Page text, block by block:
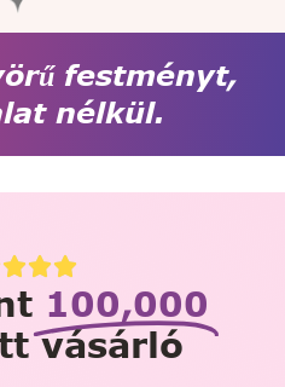
festményt,
nélkül.
100,000
vásárló